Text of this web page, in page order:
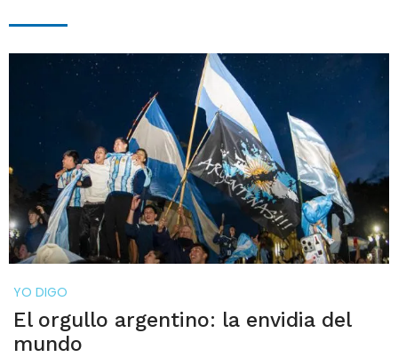
YO DIGO
El orgullo argentino: la envidia del
mundo